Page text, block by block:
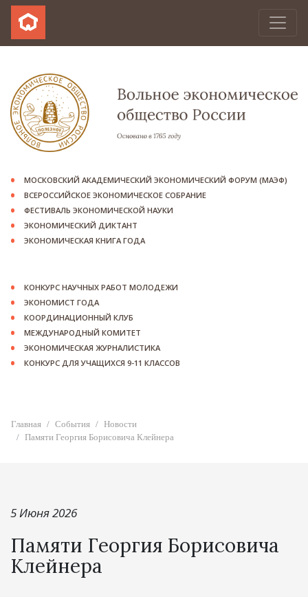
МОСКОВСКИЙ АКАДЕМИЧЕСКИЙ ЭКОНОМИЧЕСКИЙ ФОРУМ (МАЭФ)
ВСЕРОССИЙСКОЕ ЭКОНОМИЧЕСКОЕ СОБРАНИЕ
ФЕСТИВАЛЬ ЭКОНОМИЧЕСКОЙ НАУКИ
ЭКОНОМИЧЕСКИЙ ДИКТАНТ
ЭКОНОМИЧЕСКАЯ КНИГА ГОДА
КОНКУРС НАУЧНЫХ РАБОТ МОЛОДЕЖИ
ЭКОНОМИСТ ГОДА
КООРДИНАЦИОННЫЙ КЛУБ
МЕЖДУНАРОДНЫЙ КОМИТЕТ
ЭКОНОМИЧЕСКАЯ ЖУРНАЛИСТИКА
КОНКУРС ДЛЯ УЧАЩИХСЯ 9-11 КЛАССОВ
Главная События
Новости
Памяти Георгия Борисовича Клейнера
5 Июня 2026
Памяти Георгия Борисовича
Клейнера